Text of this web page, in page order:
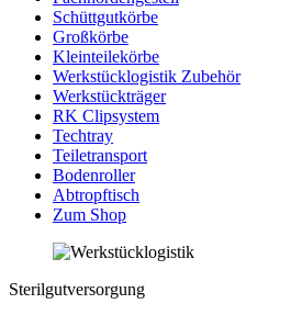
Schüttgutkörbe
Großkörbe
Kleinteilekörbe
Werkstücklogistik Zubehör
Werkstückträger
RK Clipsystem
Techtray
Teiletransport
Bodenroller
Abtropftisch
Zum Shop
Sterilgutversorgung